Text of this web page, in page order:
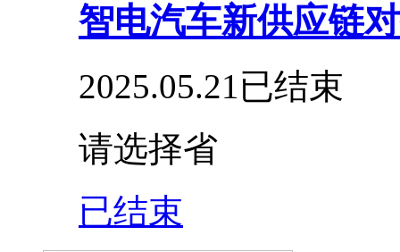
智电汽车新供应链
2025.05.21已结束
请选择省
已结束